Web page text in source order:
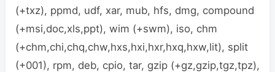
(+txz), ppmd, udf, xar, mub, hfs, dmg, compound
(+msi,doc,xls,ppt), wim (+swm), iso, chm
(+chm,chi,chq,chw,hxs,hxi,hxr,hxq,hxw,lit), split
(+001), rpm, deb, cpio, tar, gzip (+gz,gzip,tgz,tpz),